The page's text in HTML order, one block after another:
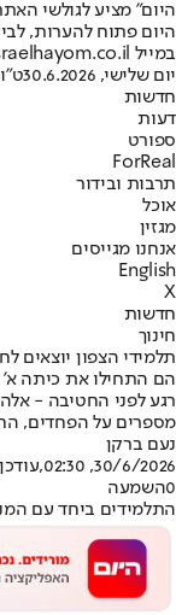
היום" מציע לגולשי
היום פתוח להערות,
במייל hayom@israelhayom.co.il.
יום שלישי, 30.6.2026
חדשות
דעות
ספורט
ForReal
תרבות ובידור
אוכל
מגזין
אנחנו מגייסים
English
X
חדשות
חינוך
תלמידי הצפון יוצאים
הם התחילו את כיתה א'
רגע לפני החטיבה -
מספרים על הפחדים,
נעם ברקן
30/6/2026, 02:30
,עודכן
0השמעה
התלמידים ביחד עם